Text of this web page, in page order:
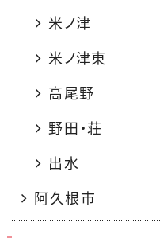
米ノ津
米ノ津東
高尾野
野田・荘
出水
阿久根市